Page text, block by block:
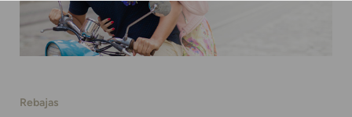
Rebajas